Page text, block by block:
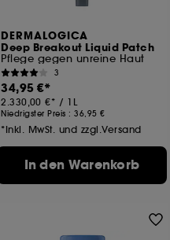
DERMALOGICA
Deep Breakout Liquid Patch
Pflege gegen unreine Haut
3
34,95 €
2.330,00 € / 1L
Niedrigster Preis :36,95 €
*Inkl. MwSt. und zzgl.Versand
In den Warenkorb